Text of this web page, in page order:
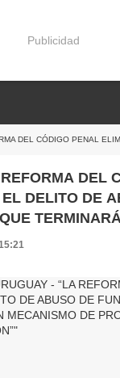
Publicidad
DE ABUSO DE FUNCIONES LO QUE TERMINARÁ SIENDO UN
DEL
DELITO DE